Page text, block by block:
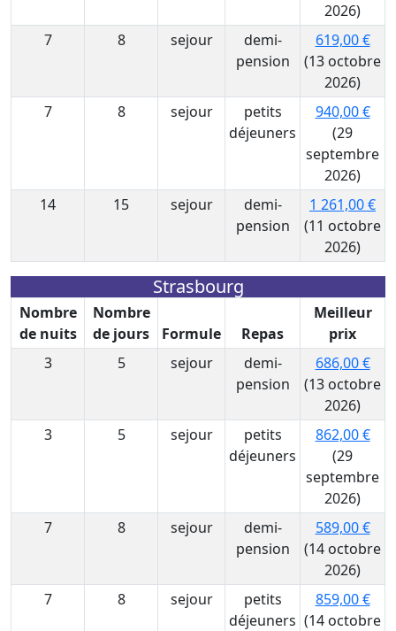
2026)
7
8 sejour
demi-
pension
619,00 €
(13 octobre
2026)
7
8 sejour
petits
déjeuners
940,00 €
(29
septembre
2026)
14
15 sejour
demi-
pension
1 261,00 €
(11 octobre
2026)
Strasbourg
Nombre
de nuits
Nombre
de jours
Formule Repas
Meilleur
prix
3
5 sejour
demi-
pension
686,00 €
(13 octobre
2026)
3
5 sejour
petits
déjeuners
862,00 €
(29
septembre
2026)
7
8 sejour
demi-
pension
589,00 €
(14 octobre
2026)
7
8 sejour
petits
déjeuners
859,00 €
(14 octobre